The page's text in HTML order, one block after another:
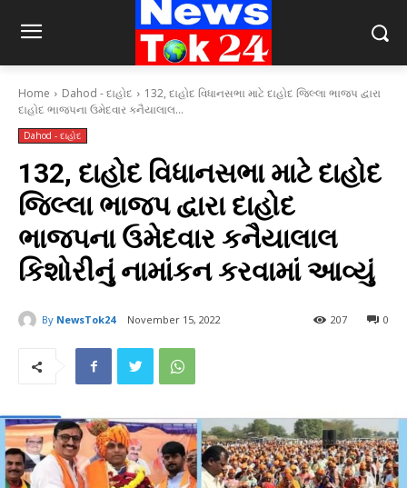
Home Dahod - દાહોદ
132, દાહોદ વિધાનસભા માટે દાહોદ જિલ્લા ભાજપ દ્વારા
દાહોદ ભાજપના ઉમેદવાર કનૈયાલાલ...
Dahod - દાહોદ
132, દાહોદ વિધાનસભા માટે દાહોદ
જિલ્લા ભાજપ દ્વારા દાહોદ
ભાજપના ઉમેદવાર કનૈયાલાલ
કિશોરીનું નામાંકન કરવામાં આવ્યું
By NewsTok24 November 15, 2022 0
207